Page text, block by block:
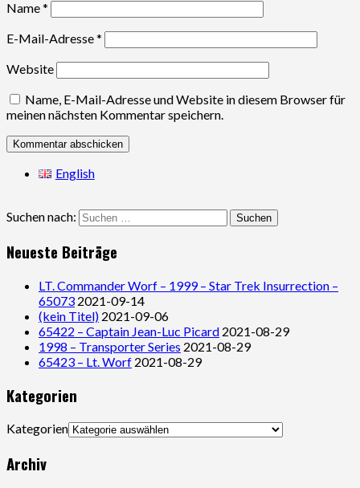
Name*
E-Mail-Adresse*
Website
Name, E-Mail-Adresse und Website in diesem Browser für
meinen nächsten Kommentar speichern.
English
Suchen nach:
Neueste Beiträge
LT. Commander Worf – 1999 – Star Trek Insurrection –
65073 2021-09-14
(kein Titel) 2021-09-06
65422 – Captain Jean-Luc Picard 2021-08-29
1998 – Transporter Series 2021-08-29
65423 – Lt. Worf 2021-08-29
Kategorien
Kategorien
Archiv